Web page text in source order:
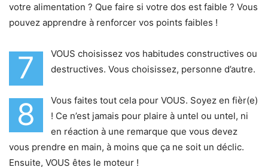
votre alimentation ? Que faire si votre dos est faible ? Vous
pouvez apprendre à renforcer vos points faibles !
7
VOUS choisissez vos habitudes constructives ou
destructives. Vous choisissez, personne d’autre.
8
Vous faites tout cela pour VOUS. Soyez en fièr(e)
! Ce n’est jamais pour plaire à untel ou untel, ni
en réaction à une remarque que vous devez
vous prendre en main, à moins que ça ne soit un déclic.
Ensuite, VOUS êtes le moteur !